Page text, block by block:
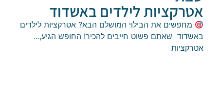
לילדים באשדוד
את הבילוי המושלם הבא? אטרקציות לילדים
שאתם פשוט חייבים להכיר! ​החופש הגיע,...